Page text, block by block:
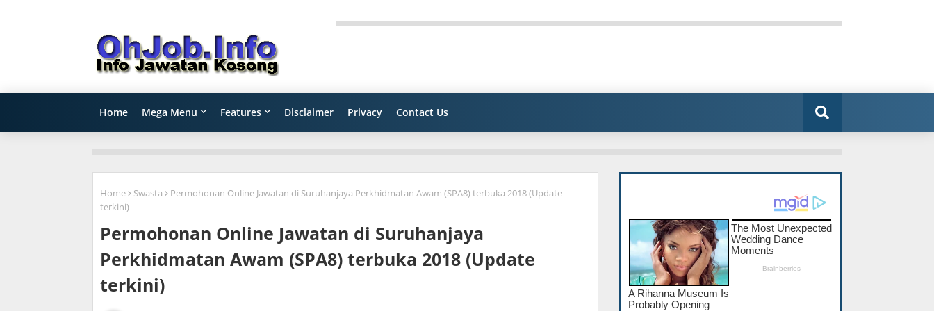
Home Mega Menu Features Disclaimer Privacy Contact Us
Home Swasta
Permohonan Online Jawatan di Suruhanjaya Perkhidmatan Awam (SPA8) terbuka 2018 (Update
terkini)
Permohonan Online Jawatan di Suruhanjaya
Perkhidmatan Awam (SPA8) terbuka 2018 (Update
terkini)